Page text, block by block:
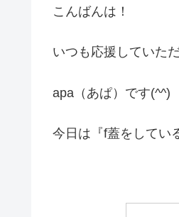
こんばんは！
いつも応援していた
apa（あぱ）です(^^)
今日は『f蓋をしてい